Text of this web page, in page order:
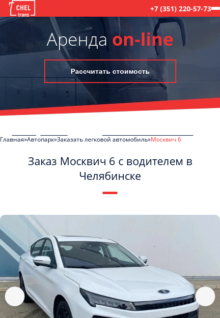
+7 (351) 220-57-73
Аренда on-line
Рассчитать стоимость
Главная Автопарк Заказать легковой автомобиль Москвич 6
Заказ Москвич 6 с водителем в
Челябинске
ознакомлен(а), даю согласие на